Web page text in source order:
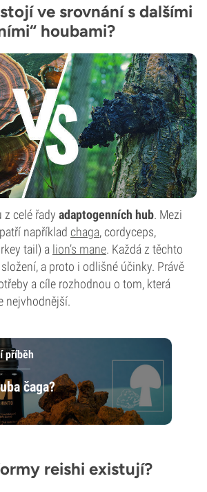
ve srovnání s dalšími
houbami?
z celé řady adaptogenních hub. Mezi
například chaga, cordyceps,
tail) a lion’s mane. Každá z těchto
a proto i odlišné účinky. Právě
a cíle rozhodnou o tom, která
nejvhodnější.
příběh
čaga?
reishi existují?